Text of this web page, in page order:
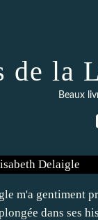
de la
Beaux
m'a gentiment
dans ses